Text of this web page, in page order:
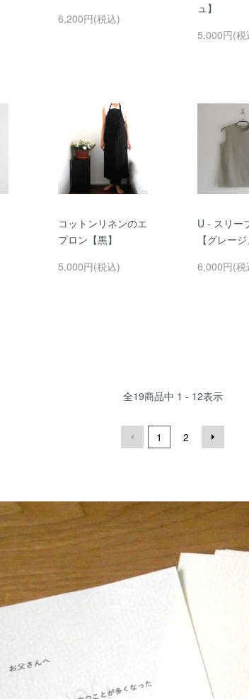
6,200円(税込)
ュ】
5,000円(税
コットンリネンのエ
プロン【黒】
5,000円(税込)
U - スリー
【グレージ
6,000円(税
全19商品中 1 - 12表示
1 2